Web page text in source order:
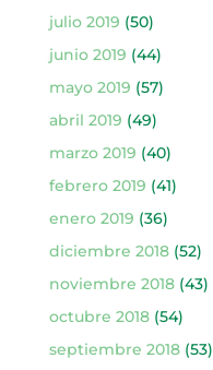
julio 2019 (50)
junio 2019 (44)
mayo 2019 (57)
abril 2019 (49)
marzo 2019 (40)
febrero 2019 (41)
enero 2019 (36)
diciembre 2018(52)
noviembre 2018(43)
octubre 2018(54)
septiembre 2018(53)